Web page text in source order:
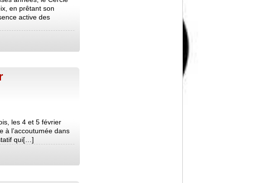
en prêtant son
active des
les 4 et 5 février
à l’accoutumée dans
qui[…]